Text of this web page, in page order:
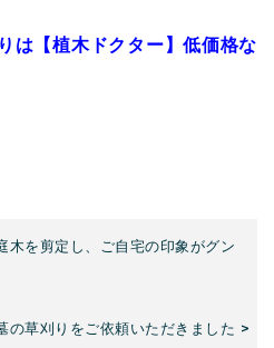
は【植木ドクター】低価格な
木を剪定し、ご自宅の印象がグン
の草刈りをご依頼いただきました >